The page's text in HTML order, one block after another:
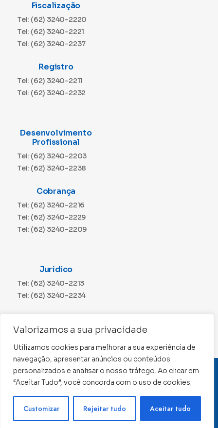
Valorizamos a sua privacidade
Utilizamos cookies para melhorar a sua experiência de
navegação, apresentar anúncios ou conteúdos
personalizados e analisar o nosso tráfego. Ao clicar em
“Aceitar Tudo”, você concorda com o uso de cookies.
Customizar Rejeitar tudo Aceitar tudo
Fiscalização
Tel: (62) 3240-2220
Tel: (62) 3240-2221
Tel: (62) 3240-2237
Registro
Tel: (62) 3240-2211
Tel: (62) 3240-2232
Desenvolvimento
Profissional
Tel: (62) 3240-2203
Tel: (62) 3240-2238
Cobrança
Tel: (62) 3240-2216
Tel: (62) 3240-2229
Tel: (62) 3240-2209
Jurídico
Tel: (62) 3240-2213
Tel: (62) 3240-2234
Tel: (62) 3240-2230
CNPJ: 01.015.676/0001-11
Conselho Regional de Contabilidade de Goiás 2022 –
Todos os direitos reservados
Desenvolvido por:
Precisa de ajuda ?